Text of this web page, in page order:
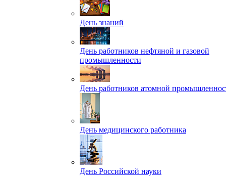
День знаний
День работников нефтяной и газовой
промышленности
День работников атомной
День медицинского работника
День Российской науки